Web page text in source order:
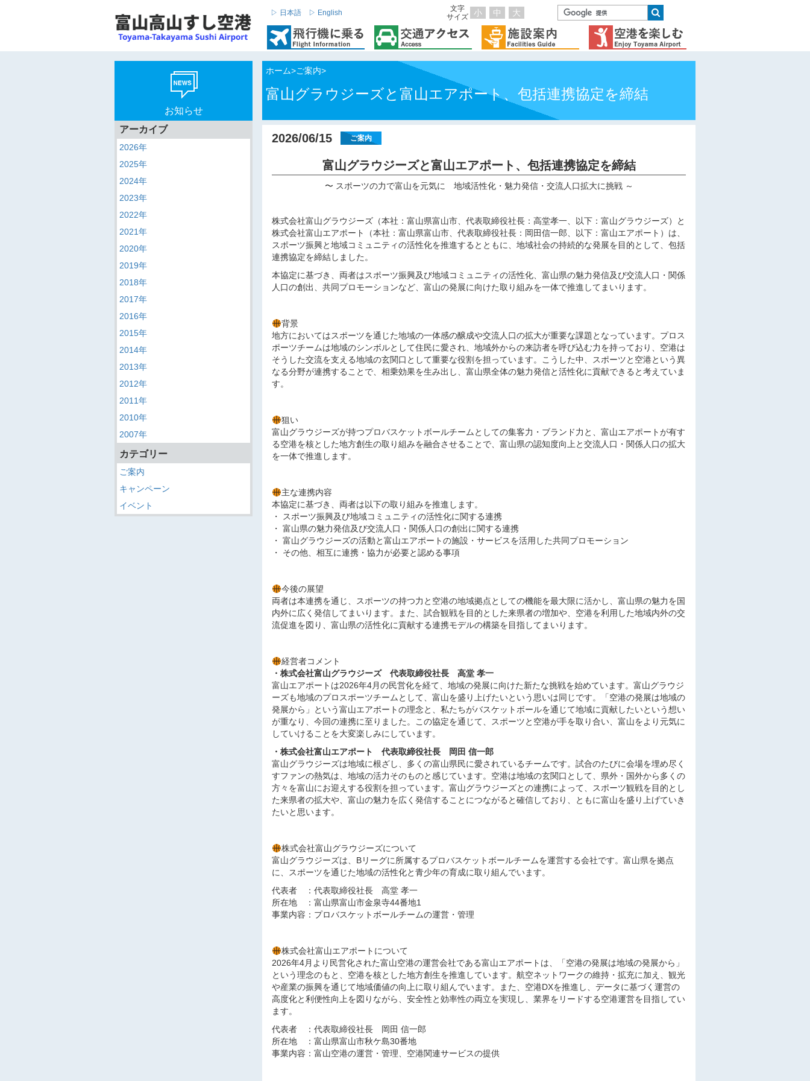
▷ 日本語 ▷ English
文字
サイズ
小 中 大
お知らせ
アーカイブ
2026年
2025年
2024年
2023年
2022年
2021年
2020年
2019年
2018年
2017年
2016年
2015年
2014年
2013年
2012年
2011年
2010年
2007年
カテゴリー
ご案内
キャンペーン
イベント
ホーム>ご案内>
富山グラウジーズと富山エアポート、包括連携協定を締結
2026/06/15 ご案内
富山グラウジーズと富山エアポート、包括連携協定を締結
〜 スポーツの力で富山を元気に 地域活性化・魅力発信・交流人口拡大に挑戦 ～
株式会社富山グラウジーズ（本社：富山県富山市、代表取締役社長：高堂孝一、以下：富山グラウジーズ）と
株式会社富山エアポート（本社：富山県富山市、代表取締役社長：岡田信一郎、以下：富山エアポート）は、
スポーツ振興と地域コミュニティの活性化を推進するとともに、地域社会の持続的な発展を目的として、包括
連携協定を締結しました。
本協定に基づき、両者はスポーツ振興及び地域コミュニティの活性化、富山県の魅力発信及び交流人口・関係
人口の創出、共同プロモーションなど、富山の発展に向けた取り組みを一体で推進してまいります。
背景
地方においてはスポーツを通じた地域の一体感の醸成や交流人口の拡大が重要な課題となっています。プロス
ポーツチームは地域のシンボルとして住民に愛され、地域外からの来訪者を呼び込む力を持っており、空港は
そうした交流を支える地域の玄関口として重要な役割を担っています。こうした中、スポーツと空港という異
なる分野が連携することで、相乗効果を生み出し、富山県全体の魅力発信と活性化に貢献できると考えていま
す。
狙い
富山グラウジーズが持つプロバスケットボールチームとしての集客力・ブランド力と、富山エアポートが有す
る空港を核とした地方創生の取り組みを融合させることで、富山県の認知度向上と交流人口・関係人口の拡大
を一体で推進します。
主な連携内容
本協定に基づき、両者は以下の取り組みを推進します。
・ スポーツ振興及び地域コミュニティの活性化に関する連携
・ 富山県の魅力発信及び交流人口・関係人口の創出に関する連携
・ 富山グラウジーズの活動と富山エアポートの施設・サービスを活用した共同プロモーション
・ その他、相互に連携・協力が必要と認める事項
今後の展望
両者は本連携を通じ、スポーツの持つ力と空港の地域拠点としての機能を最大限に活かし、富山県の魅力を国
内外に広く発信してまいります。また、試合観戦を目的とした来県者の増加や、空港を利用した地域内外の交
流促進を図り、富山県の活性化に貢献する連携モデルの構築を目指してまいります。
経営者コメント
・ 株式会社富山グラウジーズ 代表取締役社長 高堂 孝一
富山エアポートは2026年4月の民営化を経て、地域の発展に向けた新たな挑戦を始めています。富山グラウジ
ーズも地域のプロスポーツチームとして、富山を盛り上げたいという思いは同じです。「空港の発展は地域の
発展から」という富山エアポートの理念と、私たちがバスケットボールを通じて地域に貢献したいという想い
が重なり、今回の連携に至りました。この協定を通じて、スポーツと空港が手を取り合い、富山をより元気に
していけることを大変楽しみにしています。
・ 株式会社富山エアポート 代表取締役社長 岡田 信一郎
富山グラウジーズは地域に根ざし、多くの富山県民に愛されているチームです。試合のたびに会場を埋め尽く
すファンの熱気は、地域の活力そのものと感じています。空港は地域の玄関口として、県外・国外から多くの
方々を富山にお迎えする役割を担っています。富山グラウジーズとの連携によって、スポーツ観戦を目的とし
た来県者の拡大や、富山の魅力を広く発信することにつながると確信しており、ともに富山を盛り上げていき
たいと思います。
株式会社富山グラウジーズについて
富山グラウジーズは、Bリーグに所属するプロバスケットボールチームを運営する会社です。富山県を拠点
に、スポーツを通じた地域の活性化と青少年の育成に取り組んでいます。
代表者 ：代表取締役社長 高堂 孝一
所在地 ：富山県富山市金泉寺44番地1
事業内容：プロバスケットボールチームの運営・管理
株式会社富山エアポートについて
2026年4月より民営化された富山空港の運営会社である富山エアポートは、「空港の発展は地域の発展から」
という理念のもと、空港を核とした地方創生を推進しています。航空ネットワークの維持・拡充に加え、観光
や産業の振興を通じて地域価値の向上に取り組んでいます。また、空港DXを推進し、データに基づく運営の
高度化と利便性向上を図りながら、安全性と効率性の両立を実現し、業界をリードする空港運営を目指してい
ます。
代表者 ：代表取締役社長 岡田 信一郎
所在地 ：富山県富山市秋ケ島30番地
事業内容：富山空港の運営・管理、空港関連サービスの提供